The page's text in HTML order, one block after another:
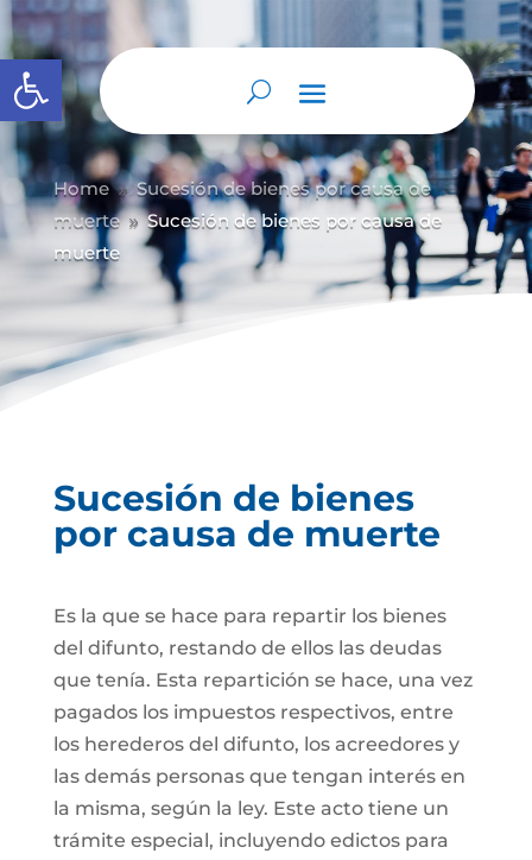
Abrir barra de herramientas
Home 9 Sucesión de bienes por causa de
muerte 9 Sucesión de bienes por causa de
muerte
Sucesión de bienes
por causa de muerte
Es la que se hace para repartir los bienes
del difunto, restando de ellos las deudas
que tenía. Esta repartición se hace, una vez
pagados los impuestos respectivos, entre
los herederos del difunto, los acreedores y
las demás personas que tengan interés en
la misma, según la ley. Este acto tiene un
trámite especial, incluyendo edictos para